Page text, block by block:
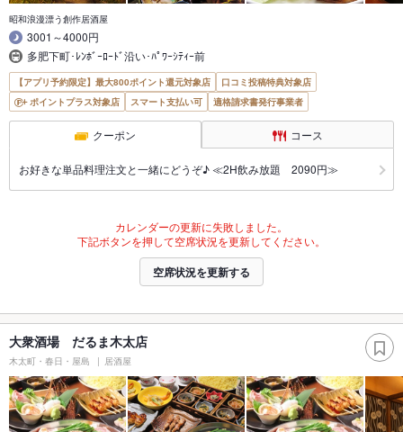
昭和浪漫漂う創作居酒屋
3001～4000円
多肥下町･ﾚﾝﾎﾞｰﾛｰﾄﾞ沿い･ﾊﾟﾜｰｼﾃｨｰ前
【アプリ予約限定】最大800ポイント還元対象店
口コミ投稿特典対象店
ポイントプラス対象店
スマート支払い可 適格請求書発行事業者
クーポン コース
お好きな単品料理注文と一緒にどうぞ♪ ≪2H飲み放題 2090円≫
カレンダーの更新に失敗しました。
下記ボタンを押して空席状況を更新してください。
空席状況を更新する
大衆酒場 だるま木太店
木太町・春日・屋島 居酒屋